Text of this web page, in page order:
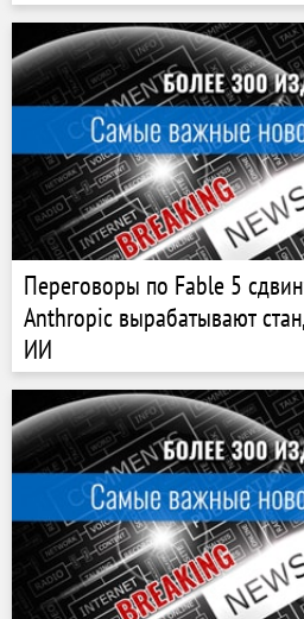
Переговоры по Fable 5
Anthropic вырабатывают
ИИ